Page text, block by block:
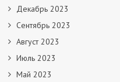
Декабрь 2023
Сентябрь 2023
Август 2023
Июль 2023
Май 2023